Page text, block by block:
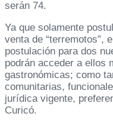
serán 74.
Ya que solamente
venta de “terremotos”,
postulación para dos
podrán acceder a ellos
gastronómicas; como
comunitarias,
jurídica vigente,
Curicó.